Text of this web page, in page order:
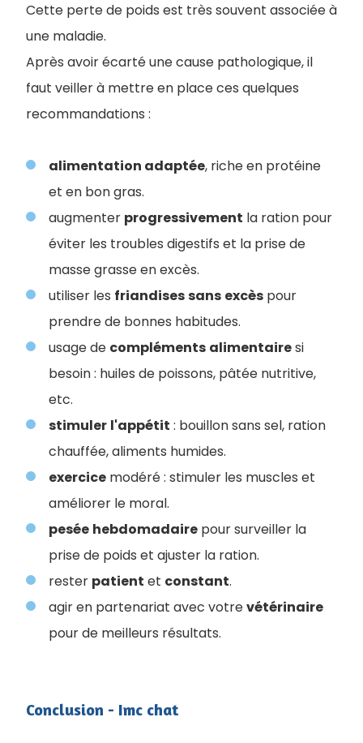
Cette perte de poids est très souvent associée à
une maladie.
Après avoir écarté une cause pathologique, il
faut veiller à mettre en place ces quelques
recommandations :
alimentation adaptée, riche en protéine
et en bon gras.
augmenter progressivement la ration pour
éviter les troubles digestifs et la prise de
masse grasse en excès.
utiliser les friandisessans excès pour
prendre de bonnes habitudes.
usage de compléments alimentairesi
besoin : huiles de poissons, pâtée nutritive,
etc.
stimuler l'appétit : bouillon sans sel, ration
chauffée, aliments humides.
exercice modéré : stimuler les muscles et
améliorer le moral.
pesée hebdomadaire pour surveiller la
prise de poids et ajuster la ration.
rester patient et constant.
agir en partenariat avec votrevétérinaire
pour de meilleurs résultats.
Conclusion - Imc chat